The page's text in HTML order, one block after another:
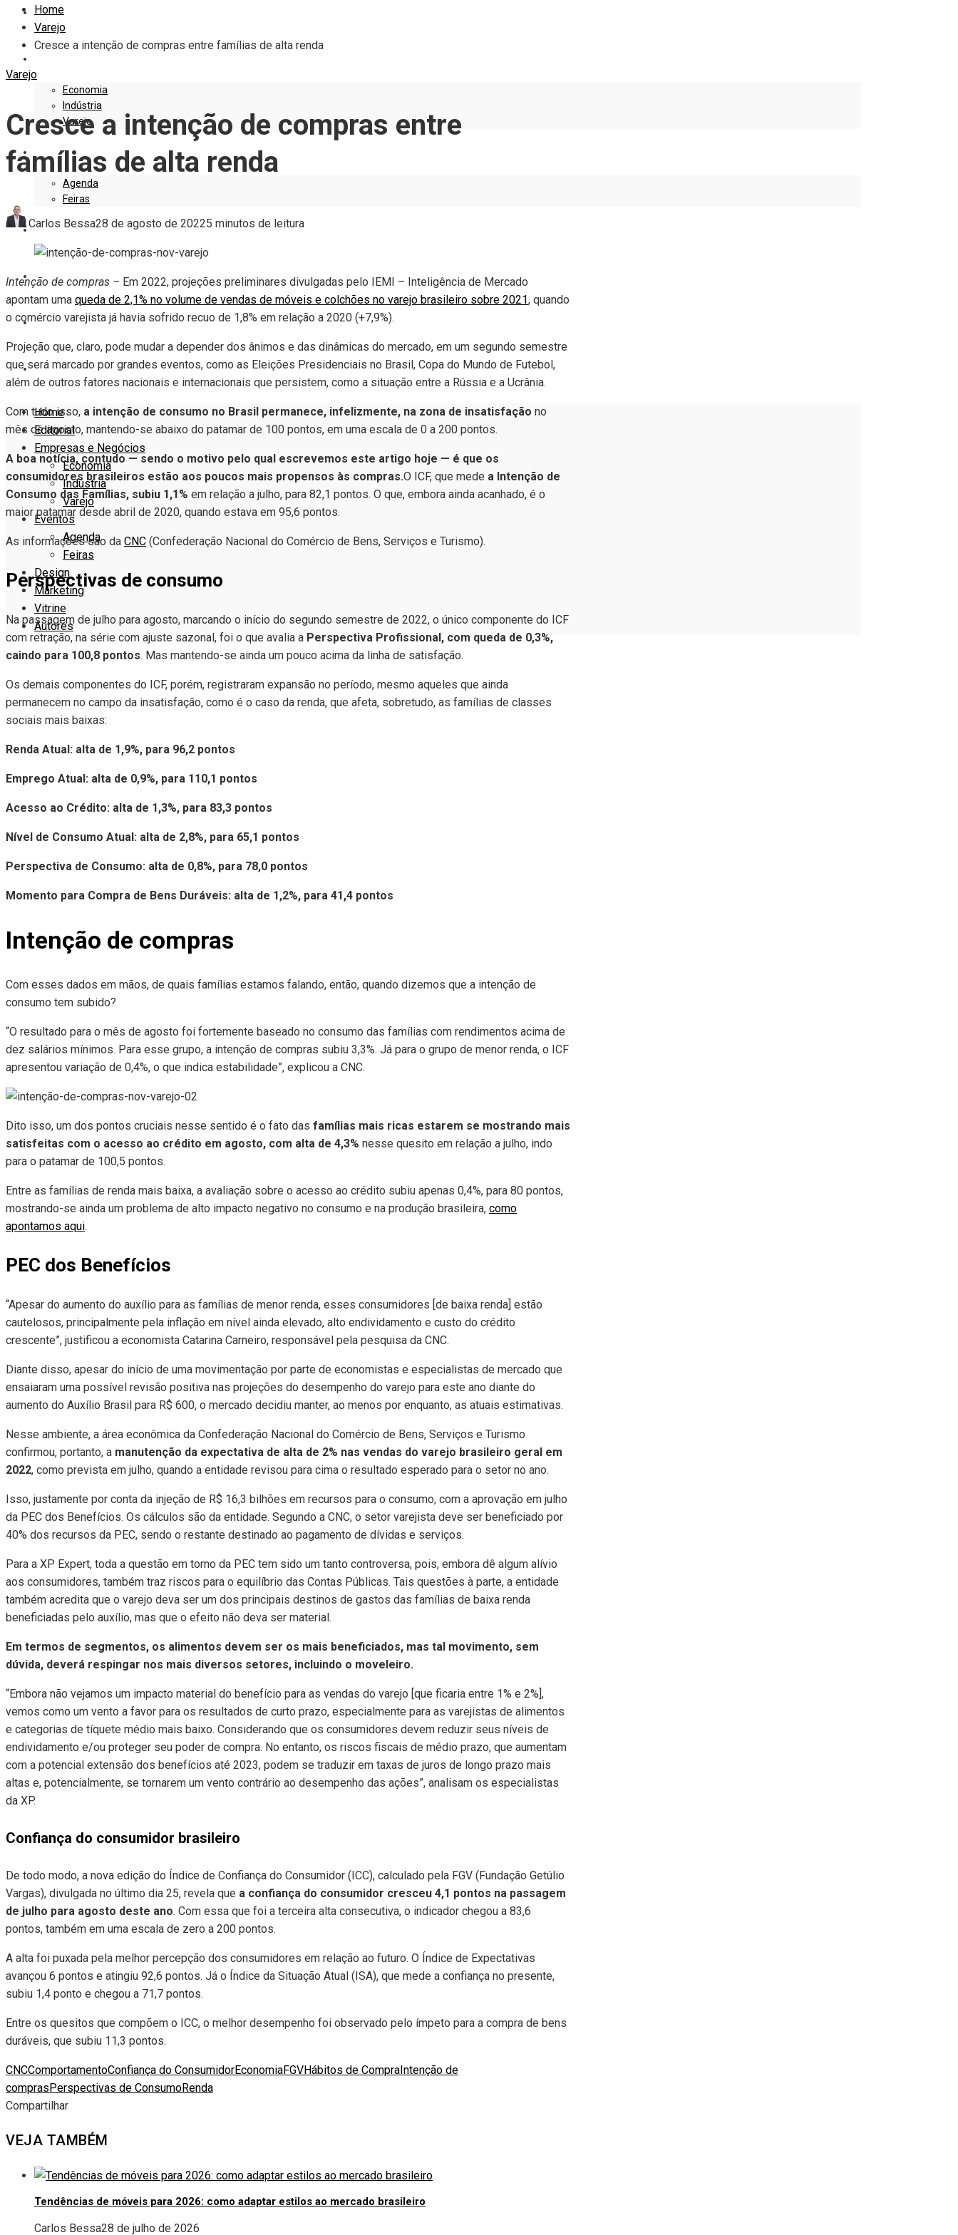
EDITORIAL
Economia
Indústria
Varejo
EVENTOS
Agenda
Feiras
DESIGN
MARKETING
VITRINE
AUTORES
Home
Editorial
Empresas e Negócios
Economia
Indústria
Varejo
Eventos
Agenda
Feiras
Design
Marketing
Vitrine
Autores
Home
Varejo
Cresce a intenção de compras entre famílias de alta renda
Varejo
Cresce a intenção de compras entre
famílias de alta renda
Carlos Bessa28 de agosto de 20225 minutos de leitura
Intenção de compras – Em 2022, projeções preliminares divulgadas pelo IEMI – Inteligência de Mercado
apontam uma queda de 2,1% no volume de vendas de móveis e colchões no varejo brasileiro sobre 2021, quando
o comércio varejista já havia sofrido recuo de 1,8% em relação a 2020 (+7,9%).
Projeção que, claro, pode mudar a depender dos ânimos e das dinâmicas do mercado, em um segundo semestre
que será marcado por grandes eventos, como as Eleições Presidenciais no Brasil, Copa do Mundo de Futebol,
além de outros fatores nacionais e internacionais que persistem, como a situação entre a Rússia e a Ucrânia.
Com tudo isso, a intenção de consumo no Brasil permanece, infelizmente, na zona de insatisfação no
mês de agosto, mantendo-se abaixo do patamar de 100 pontos, em uma escala de 0 a 200 pontos.
A boa notícia, contudo — sendo o motivo pelo qual escrevemos este artigo hoje — é que os
consumidores brasileiros estão aos poucos mais propensos às compras.O ICF, que mede a Intenção de
Consumo das Famílias, subiu 1,1% em relação a julho, para 82,1 pontos. O que, embora ainda acanhado, é o
maior patamar desde abril de 2020, quando estava em 95,6 pontos.
As informações são da CNC (Confederação Nacional do Comércio de Bens, Serviços e Turismo).
Perspectivas de consumo
Na passagem de julho para agosto, marcando o início do segundo semestre de 2022, o único componente do ICF
com retração, na série com ajuste sazonal, foi o que avalia a Perspectiva Profissional, com queda de 0,3%,
caindo para 100,8 pontos. Mas mantendo-se ainda um pouco acima da linha de satisfação.
Os demais componentes do ICF, porém, registraram expansão no período, mesmo aqueles que ainda
permanecem no campo da insatisfação, como é o caso da renda, que afeta, sobretudo, as famílias de classes
sociais mais baixas:
Renda Atual: alta de 1,9%, para 96,2 pontos
Emprego Atual: alta de 0,9%, para 110,1 pontos
Acesso ao Crédito: alta de 1,3%, para 83,3 pontos
Nível de Consumo Atual: alta de 2,8%, para 65,1 pontos
Perspectiva de Consumo: alta de 0,8%, para 78,0 pontos
Momento para Compra de Bens Duráveis: alta de 1,2%, para 41,4 pontos
Intenção de compras
Com esses dados em mãos, de quais famílias estamos falando, então, quando dizemos que a intenção de
consumo tem subido?
“O resultado para o mês de agosto foi fortemente baseado no consumo das famílias com rendimentos acima de
dez salários mínimos. Para esse grupo, a intenção de compras subiu 3,3%. Já para o grupo de menor renda, o ICF
apresentou variação de 0,4%, o que indica estabilidade”, explicou a CNC.
Dito isso, um dos pontos cruciais nesse sentido é o fato das famílias mais ricas estarem se mostrando mais
satisfeitas com o acesso ao crédito em agosto, com alta de 4,3% nesse quesito em relação a julho, indo
para o patamar de 100,5 pontos.
Entre as famílias de renda mais baixa, a avaliação sobre o acesso ao crédito subiu apenas 0,4%, para 80 pontos,
mostrando-se ainda um problema de alto impacto negativo no consumo e na produção brasileira, como
apontamos aqui.
PEC dos Benefícios
“Apesar do aumento do auxílio para as famílias de menor renda, esses consumidores [de baixa renda] estão
cautelosos, principalmente pela inflação em nível ainda elevado, alto endividamento e custo do crédito
crescente”, justificou a economista Catarina Carneiro, responsável pela pesquisa da CNC.
Diante disso, apesar do início de uma movimentação por parte de economistas e especialistas de mercado que
ensaiaram uma possível revisão positiva nas projeções do desempenho do varejo para este ano diante do
aumento do Auxílio Brasil para R$ 600, o mercado decidiu manter, ao menos por enquanto, as atuais estimativas.
Nesse ambiente, a área econômica da Confederação Nacional do Comércio de Bens, Serviços e Turismo
confirmou, portanto, a manutenção da expectativa de alta de 2% nas vendas do varejo brasileiro geral em
2022, como prevista em julho, quando a entidade revisou para cima o resultado esperado para o setor no ano.
Isso, justamente por conta da injeção de R$ 16,3 bilhões em recursos para o consumo, com a aprovação em julho
da PEC dos Benefícios. Os cálculos são da entidade. Segundo a CNC, o setor varejista deve ser beneficiado por
40% dos recursos da PEC, sendo o restante destinado ao pagamento de dívidas e serviços.
Para a XP Expert, toda a questão em torno da PEC tem sido um tanto controversa, pois, embora dê algum alívio
aos consumidores, também traz riscos para o equilíbrio das Contas Públicas. Tais questões à parte, a entidade
também acredita que o varejo deva ser um dos principais destinos de gastos das famílias de baixa renda
beneficiadas pelo auxílio, mas que o efeito não deva ser material.
Em termos de segmentos, os alimentos devem ser os mais beneficiados, mas tal movimento, sem
dúvida, deverá respingar nos mais diversos setores, incluindo o moveleiro.
“Embora não vejamos um impacto material do benefício para as vendas do varejo [que ficaria entre 1% e 2%],
vemos como um vento a favor para os resultados de curto prazo, especialmente para as varejistas de alimentos
e categorias de tíquete médio mais baixo. Considerando que os consumidores devem reduzir seus níveis de
endividamento e/ou proteger seu poder de compra. No entanto, os riscos fiscais de médio prazo, que aumentam
com a potencial extensão dos benefícios até 2023, podem se traduzir em taxas de juros de longo prazo mais
altas e, potencialmente, se tornarem um vento contrário ao desempenho das ações”, analisam os especialistas
da XP.
Confiança do consumidor brasileiro
De todo modo, a nova edição do Índice de Confiança do Consumidor (ICC), calculado pela FGV (Fundação Getúlio
Vargas), divulgada no último dia 25, revela que a confiança do consumidor cresceu 4,1 pontos na passagem
de julho para agosto deste ano. Com essa que foi a terceira alta consecutiva, o indicador chegou a 83,6
pontos, também em uma escala de zero a 200 pontos.
A alta foi puxada pela melhor percepção dos consumidores em relação ao futuro. O Índice de Expectativas
avançou 6 pontos e atingiu 92,6 pontos. Já o Índice da Situação Atual (ISA), que mede a confiança no presente,
subiu 1,4 ponto e chegou a 71,7 pontos.
Entre os quesitos que compõem o ICC, o melhor desempenho foi observado pelo ímpeto para a compra de bens
duráveis, que subiu 11,3 pontos.
CNCComportamentoConfiança do ConsumidorEconomiaFGVHábitos de CompraIntenção de
comprasPerspectivas de ConsumoRenda
Compartilhar
VEJA TAMBÉM
Tendências de móveis para 2026: como adaptar estilos ao mercado brasileiro
Carlos Bessa28 de julho de 2026